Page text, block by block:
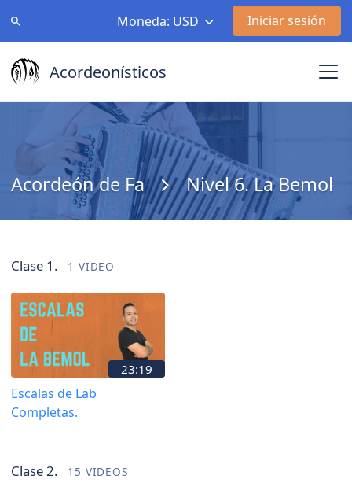
Moneda: USD Iniciar sesión
Acordeonísticos
Acordeón de Fa Nivel 6. La Bemol
Clase 1. 1 VIDEO
23:19
Escalas de Lab
Completas.
Clase 2. 15 VIDEOS